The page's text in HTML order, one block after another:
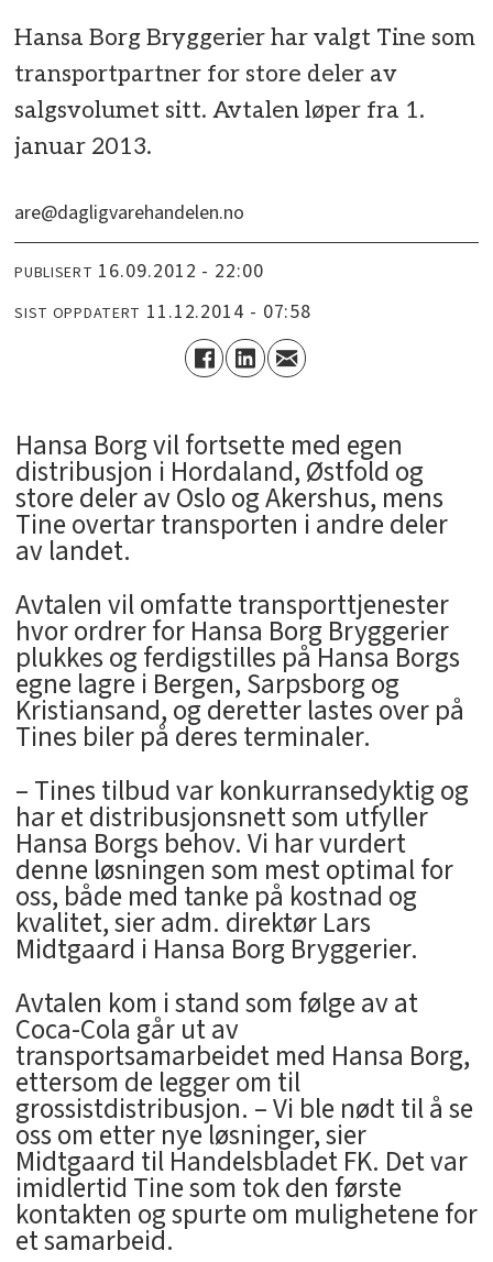
Hansa Borg Bryggerier har valgt Tine som
transportpartner for store deler av
salgsvolumet sitt. Avtalen løper fra 1.
januar 2013.
are@dagligvarehandelen.no
PUBLISERT 16.09.2012 - 22:00
SIST OPPDATERT 11.12.2014 - 07:58
Hansa Borg vil fortsette med egen
distribusjon i Hordaland, Østfold og
store deler av Oslo og Akershus, mens
Tine overtar transporten i andre deler
av landet.
Avtalen vil omfatte transporttjenester
hvor ordrer for Hansa Borg Bryggerier
plukkes og ferdigstilles på Hansa Borgs
egne lagre i Bergen, Sarpsborg og
Kristiansand, og deretter lastes over på
Tines biler på deres terminaler.
– Tines tilbud var konkurransedyktig og
har et distribusjonsnett som utfyller
Hansa Borgs behov. Vi har vurdert
denne løsningen som mest optimal for
oss, både med tanke på kostnad og
kvalitet, sier adm. direktør Lars
Midtgaard i Hansa Borg Bryggerier.
Avtalen kom i stand som følge av at
Coca-Cola går ut av
transportsamarbeidet med Hansa Borg,
ettersom de legger om til
grossistdistribusjon. – Vi ble nødt til å se
oss om etter nye løsninger, sier
Midtgaard til Handelsbladet FK. Det var
imidlertid Tine som tok den første
kontakten og spurte om mulighetene for
et samarbeid.